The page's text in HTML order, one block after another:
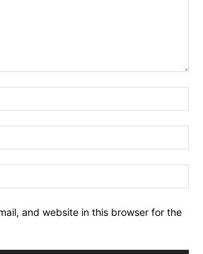
and website in this browser for the